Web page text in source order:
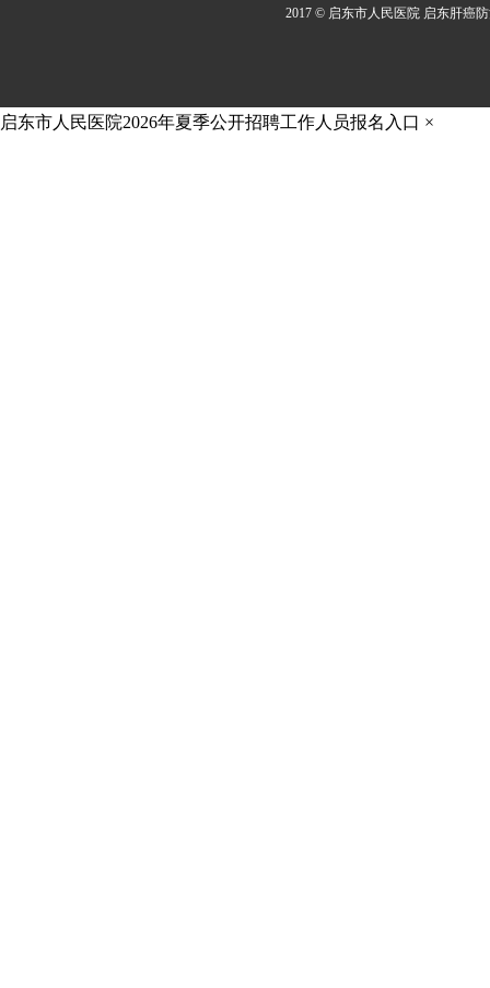
2017 © 启东市人民医院 启东肝癌
启东市人民医院2026年夏季公开招聘工作人员报名入口 ×